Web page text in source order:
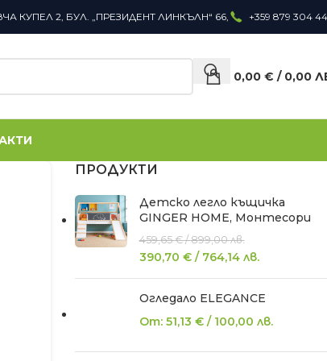
КУПЕЛ 2, БУЛ. „ПРЕЗИДЕНТ ЛИНКЪЛН“ 66, +359 879 304
0,00 € / 0,00
ПРОДУКТИ
Детско легло къщичка
GINGER HOME, Монтесори
459,65€ /899,00лв.
390,70 € / 764,14 лв.
Огледало ELEGANCE
От: 51,13 € / 100,00 лв.